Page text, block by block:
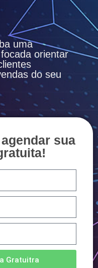
uma
focada orientar
do seu
sua
Gratuitra